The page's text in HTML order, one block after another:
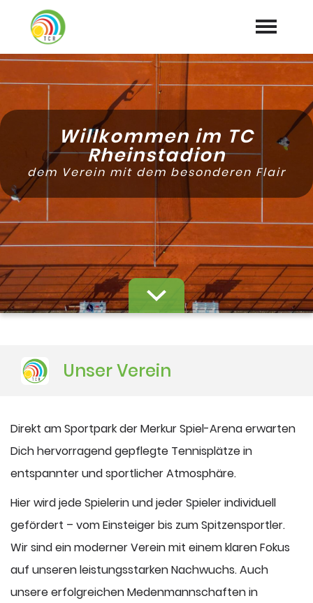
Home
Tennis expand_more
Training
Club expand_more
Galerie
Mitglied werden
Downloads
Willkommen im TC
Rheinstadion
dem Verein mit dem besonderen Flair
Unser Verein
Direkt am Sportpark der Merkur Spiel-Arena erwarten
Dich hervorragend gepflegte Tennisplätze in
entspannter und sportlicher Atmosphäre.
Hier wird jede Spielerin und jeder Spieler individuell
gefördert – vom Einsteiger bis zum Spitzensportler.
Wir sind ein moderner Verein mit einem klaren Fokus
auf unseren leistungsstarken Nachwuchs. Auch
unsere erfolgreichen Medenmannschaften in